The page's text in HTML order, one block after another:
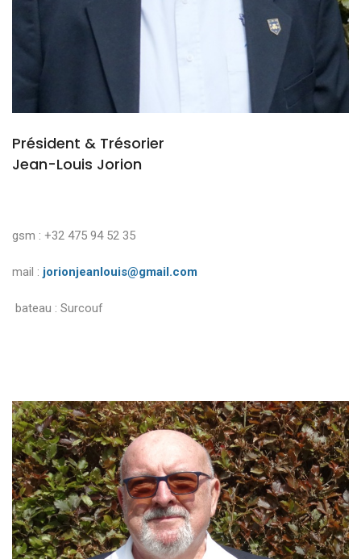
Président & Trésorier
Jean-Louis Jorion
gsm : +32 475 94 52 35
mail : jorionjeanlouis@gmail.com
bateau : Surcouf